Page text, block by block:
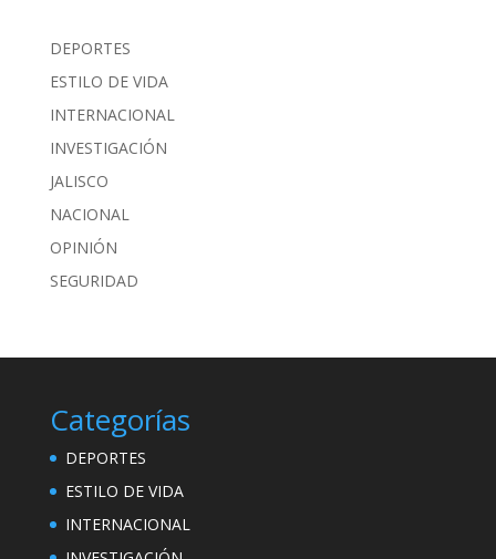
DEPORTES
ESTILO DE VIDA
INTERNACIONAL
INVESTIGACIÓN
JALISCO
NACIONAL
OPINIÓN
SEGURIDAD
Categorías
DEPORTES
ESTILO DE VIDA
INTERNACIONAL